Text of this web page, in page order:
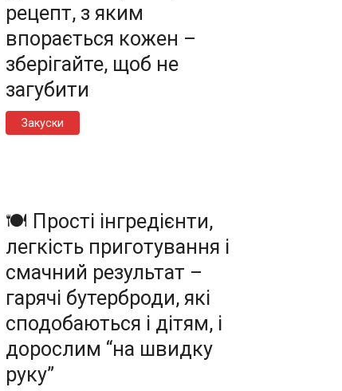
рецепт, з яким
впорається кожен –
зберігайте, щоб не
загубити
Закуски
🍽️ Прості інгредієнти,
легкість приготування і
смачний результат –
гарячі бутерброди, які
сподобаються і дітям, і
дорослим “на швидку
руку”